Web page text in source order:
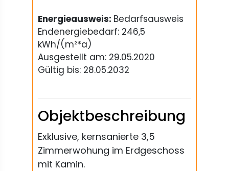
Energieausweis: Bedarfsausweis
Endenergiebedarf: 246,5
kWh/(m²*a)
Ausgestellt am: 29.05.2020
Gültig bis: 28.05.2032
Objektbeschreibung
Exklusive, kernsanierte 3,5
Zimmerwohung im Erdgeschoss
mit Kamin.